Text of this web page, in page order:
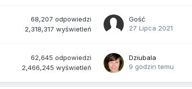
68,207 odpowiedzi
2,318,317 wyświetleń
Gość
27 Lipca 2021
62,645 odpowiedzi
2,466,245 wyświetleń
Dziubala
9 godzin temu